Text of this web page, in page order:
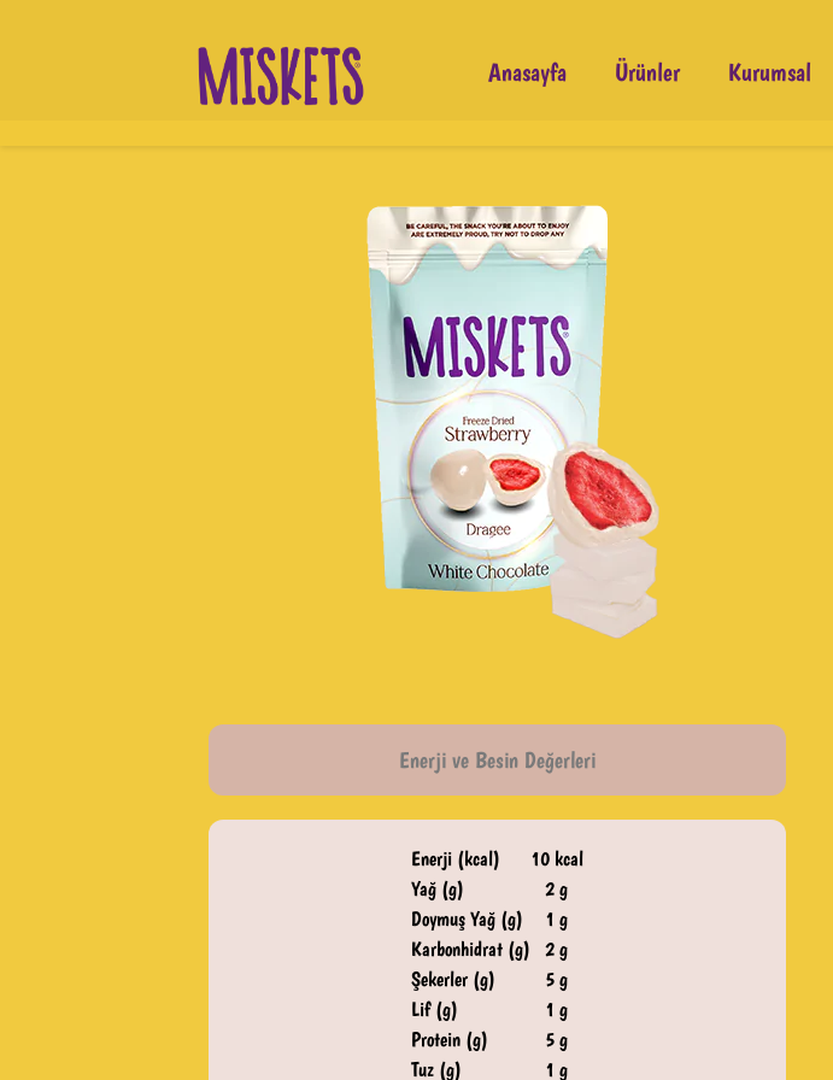
Anasayfa Ürünler Kurumsal
Enerji ve Besin Değerleri
Enerji (kcal)
Yağ (g)
Doymuş Yağ (g)
Karbonhidrat (g)
Şekerler (g)
Lif (g)
Protein (g)
Tuz (g)
10 kcal
2 g
1 g
2 g
5 g
1 g
5 g
1 g